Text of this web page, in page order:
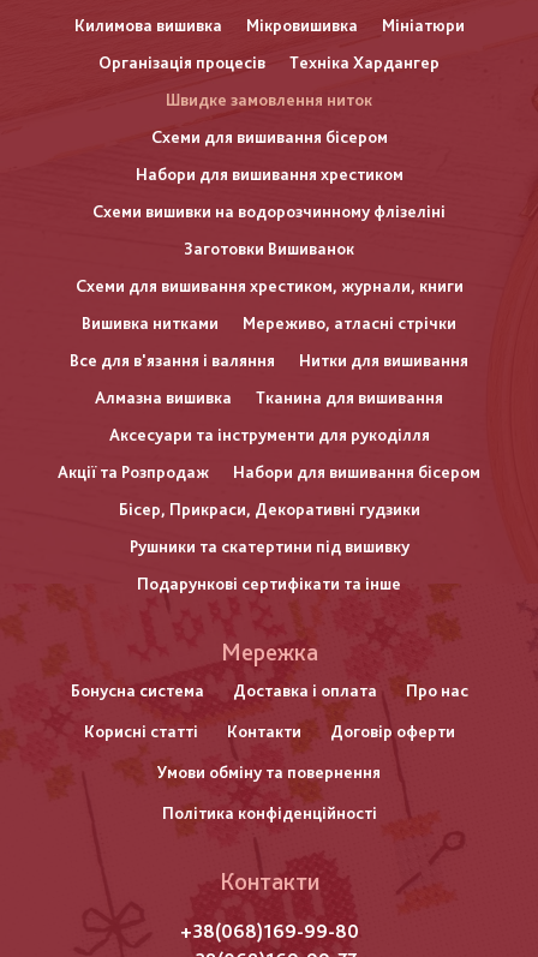
Килимова вишивка
Мікровишивка
Мініатюри
Організація процесів
Техніка Хардангер
Швидке замовлення ниток
Схеми для вишивання бісером
Набори для вишивання хрестиком
Схеми вишивки на водорозчинному флізеліні
Заготовки Вишиванок
Схеми для вишивання хрестиком, журнали, книги
Вишивка нитками
Мереживо, атласні стрічки
Все для в'язання і валяння
Нитки для вишивання
Алмазна вишивка
Тканина для вишивання
Аксесуари та інструменти для рукоділля
Акції та Розпродаж
Набори для вишивання бісером
Бісер, Прикраси, Декоративні гудзики
Рушники та скатертини під вишивку
Подарункові сертифікати та інше
нижнього
колонтитулу
Мережка
Бонусна система Доставка і оплата Про нас
Корисні статті Контакти Договір оферти
Умови обміну та повернення
Політика конфіденційності
Контакти
+38(068)169-99-80